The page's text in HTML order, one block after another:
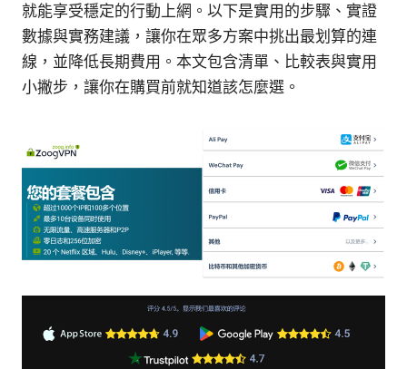
就能享受穩定的行動上網。以下是實用的步驟、實證
數據與實務建議，讓你在眾多方案中挑出最划算的連
線，並降低長期費用。本文包含清單、比較表與實用
小撇步，讓你在購買前就知道該怎麼選。